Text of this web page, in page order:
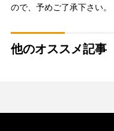
ので、予めご了承下さい。
他のオススメ記事